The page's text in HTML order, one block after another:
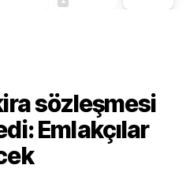
sözleşmesi
Emlakçılar